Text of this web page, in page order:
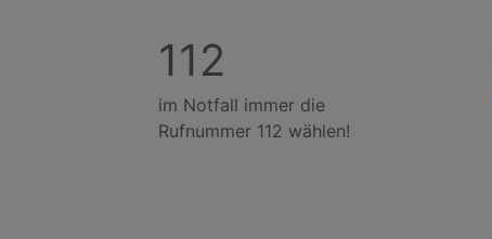
112
im Notfall immer die
Rufnummer 112 wählen!